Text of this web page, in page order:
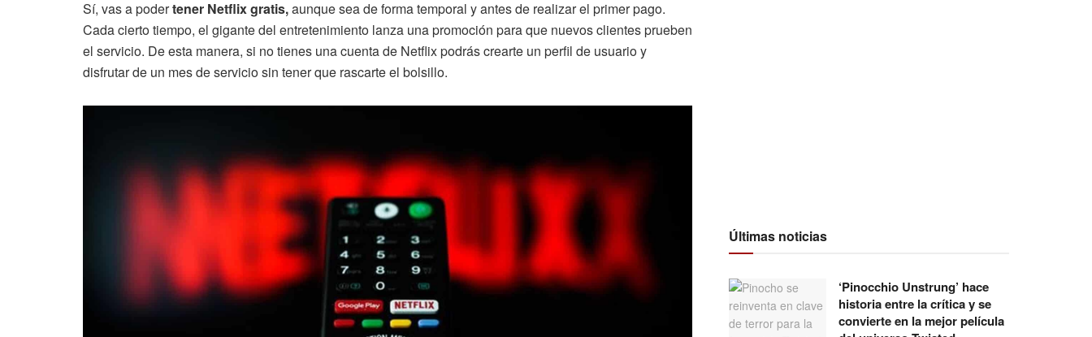
Sí, vas a podertener Netflix gratis,aunque sea de forma temporal y antes de realizar el primer pago.
Cada cierto tiempo, el gigante del entretenimiento lanza una promoción para que nuevos clientes prueben
el servicio. De esta manera, si no tienes una cuenta de Netflix podrás crearte un perfil de usuario y
disfrutar de un mes de servicio sin tener que rascarte el bolsillo.
Últimas noticias
‘Pinocchio Unstrung’ hace
historia entre la crítica y se
convierte en la mejor película